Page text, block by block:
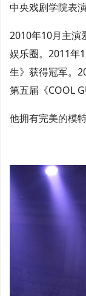
中央戏剧学院表
2010年10月主演
娱乐圈。2011年
生》获得冠军。
第五届《COOL
他拥有完美的模